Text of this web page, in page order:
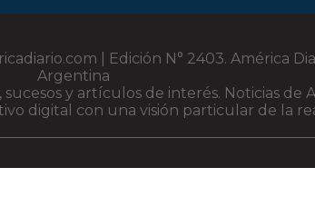
| Edición N° 2403. América
Argentina
sucesos y artículos de interés. Noticias
digital con una visión particular de la